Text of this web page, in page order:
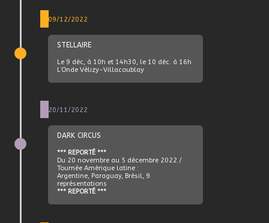
09/12/2022
STELLAIRE
Le 9 déc, à 10h et 14h30, le 10 déc. à 16h
L’Onde Vélizy-Villacoublay
20/11/2022
DARK CIRCUS
*** REPORTÉ ***
Du 20 novembre au 5 décembre 2022 /
Tournée Amérique latine :
Argentine, Paraguay, Brésil, 9
représentations
*** REPORTÉ ***